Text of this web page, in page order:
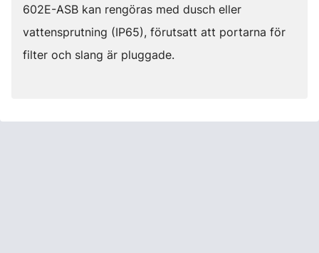
602E-ASB kan rengöras med dusch eller
vattensprutning (IP65), förutsatt att portarna för
filter och slang är pluggade.